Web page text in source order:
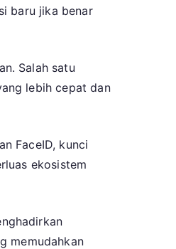
baru jika benar
Salah satu
lebih cepat dan
FaceID, kunci
ekosistem
memudahkan